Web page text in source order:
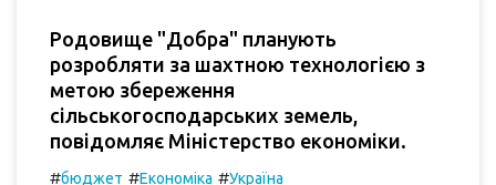
Родовище "Добра" планують
розробляти за шахтною технологією з
метою збереження
сільськогосподарських земель,
повідомляє Міністерство економіки.
#бюджет #Економіка #Україна